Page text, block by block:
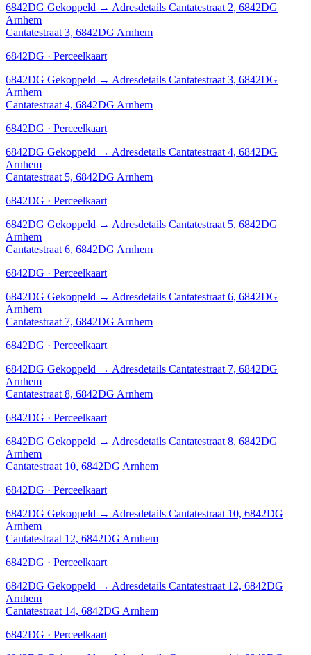
6842DG Gekoppeld → Adresdetails Cantatestraat 2, 6842DG
Arnhem
Cantatestraat 3, 6842DG Arnhem
6842DG · Perceelkaart
6842DG Gekoppeld → Adresdetails Cantatestraat 3, 6842DG
Arnhem
Cantatestraat 4, 6842DG Arnhem
6842DG · Perceelkaart
6842DG Gekoppeld → Adresdetails Cantatestraat 4, 6842DG
Arnhem
Cantatestraat 5, 6842DG Arnhem
6842DG · Perceelkaart
6842DG Gekoppeld → Adresdetails Cantatestraat 5, 6842DG
Arnhem
Cantatestraat 6, 6842DG Arnhem
6842DG · Perceelkaart
6842DG Gekoppeld → Adresdetails Cantatestraat 6, 6842DG
Arnhem
Cantatestraat 7, 6842DG Arnhem
6842DG · Perceelkaart
6842DG Gekoppeld → Adresdetails Cantatestraat 7, 6842DG
Arnhem
Cantatestraat 8, 6842DG Arnhem
6842DG · Perceelkaart
6842DG Gekoppeld → Adresdetails Cantatestraat 8, 6842DG
Arnhem
Cantatestraat 10, 6842DG Arnhem
6842DG · Perceelkaart
6842DG Gekoppeld → Adresdetails Cantatestraat 10, 6842DG
Arnhem
Cantatestraat 12, 6842DG Arnhem
6842DG · Perceelkaart
6842DG Gekoppeld → Adresdetails Cantatestraat 12, 6842DG
Arnhem
Cantatestraat 14, 6842DG Arnhem
6842DG · Perceelkaart